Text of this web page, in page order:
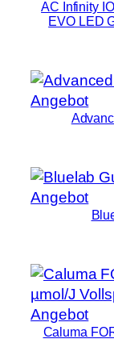
AC Infinity
EVO LED
Angebot
im
Angebot
im
Angebot
im
Caluma